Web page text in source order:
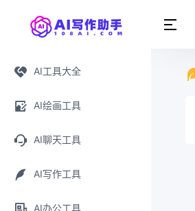
AI工具大全
AI绘画工具
AI聊天工具
AI写作工具
AI办公工具